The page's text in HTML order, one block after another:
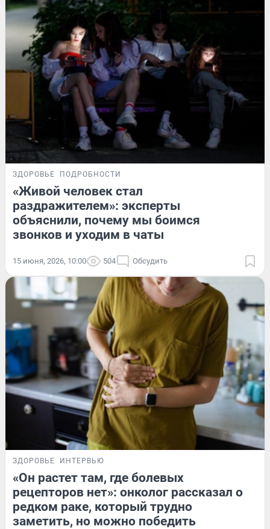
ЗДОРОВЬЕ ПОДРОБНОСТИ
«Живой человек стал
раздражителем»: эксперты
объяснили, почему мы боимся
звонков и уходим в чаты
15 июня, 2026, 10:00 504 Обсудить
ЗДОРОВЬЕ ИНТЕРВЬЮ
«Он растет там, где болевых
рецепторов нет»: онколог рассказал о
редком раке, который трудно
заметить, но можно победить